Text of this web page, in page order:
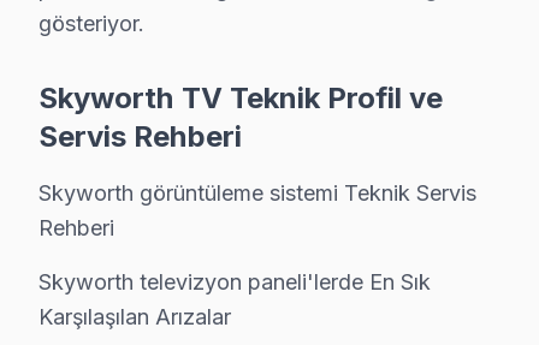
• Panel (ekran) değişimi: ₺1.500 – ₺8.000 (boyut ve
• Anakart tamiri/değişimi: ₺500 – ₺1.800
• Güç kartı (power board) tamiri: ₺400 – ₺1.200
• Ses kartı/hoparlör tamiri: ₺300 – ₺700
• Kapasitör değişimi (anakart): ₺250 – ₺600
Beşiktaş fiyat politikamız — Beşiktaş servisimizde
gösteriyor.
Skyworth TV Teknik Profil ve
Servis Rehberi
Skyworth görüntüleme sistemi Teknik Servis
Rehberi
Skyworth televizyon paneli'lerde En Sık
Karşılaşılan Arızalar